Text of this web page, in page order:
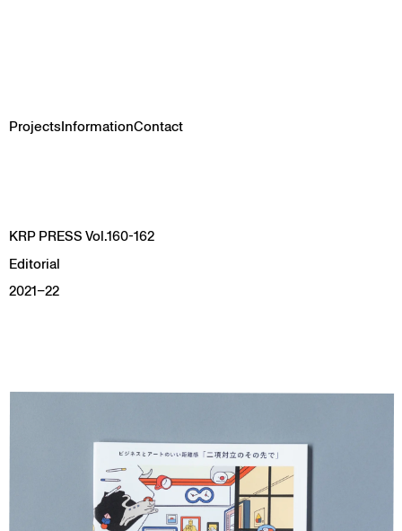
s e
KRP PRESS Vol.160-162
Editorial
2021–22
ProjectsInformationContact